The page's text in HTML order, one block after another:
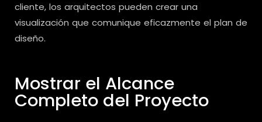
cliente, los arquitectos pueden crear una
visualización que comunique eficazmente el plan de
diseño.
Mostrar el Alcance
Completo del Proyecto